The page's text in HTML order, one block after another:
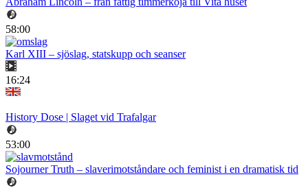
58:00
Karl XIII – sjöslag, statskupp och seanser
16:24
History Dose | Slaget vid Trafalgar
53:00
Sojourner Truth – slaverimotståndare och feminist i en dramatisk tid